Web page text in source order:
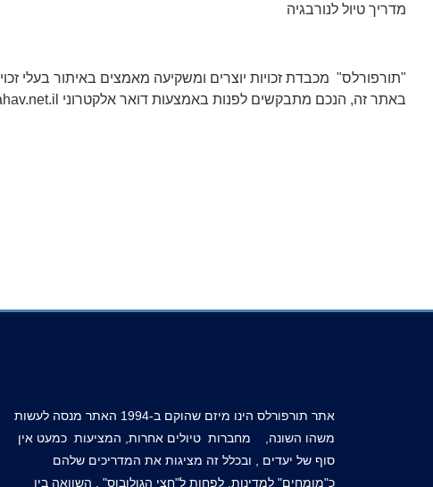
מדריך טיול לנורבגיה
"תורפורלס" מכבדת זכויות יוצרים ומשקיעה מאמצים באיתור בעלי
באתר זה, הנכם מתבקשים לפנות באמצעות דואר אלקטרוני
אתר תורפורלס הינו מיזם שהוקם ב-1994 האתר מנסה לעשות
משהו השונה, מחברות טיולים אחרות, המציעות כמעט אין
סוף של יעדים , ובכלל זה מציגות את המדריכים שלהם
כ"מומחים" למדינות, לפחות ל"חצי הגולובוס" . השוואה בין